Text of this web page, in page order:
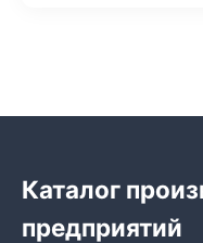
Каталог
предприятий